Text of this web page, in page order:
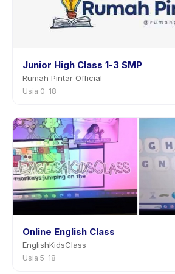
Junior High Class 1-3 SMP
Rumah Pintar Official
Usia 0–18
Online English Class
EnglishKidsClass
Usia 5–18